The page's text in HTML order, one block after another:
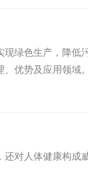
绿色生产，降低
优势及应用领域。
对人体健康构成